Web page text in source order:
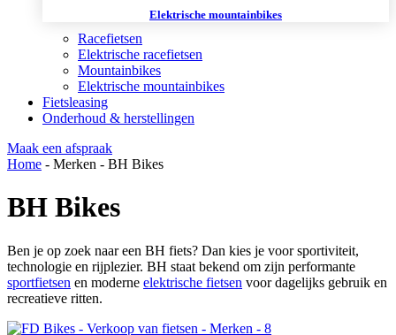
Elektrische mountainbikes
Racefietsen
Elektrische racefietsen
Mountainbikes
Elektrische mountainbikes
Fietsleasing
Onderhoud & herstellingen
Maak een afspraak
Home - Merken - BH Bikes
BH Bikes
Ben je op zoek naar een BH fiets? Dan kies je voor sportiviteit,
technologie en rijplezier. BH staat bekend om zijn performante
sportfietsen en moderne elektrische fietsen voor dagelijks gebruik en
recreatieve ritten.